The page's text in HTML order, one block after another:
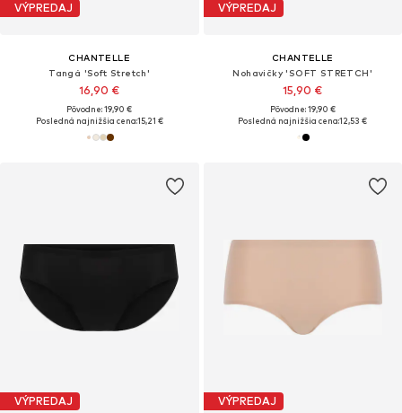
VÝPREDAJ
CHANTELLE
Tangá 'Soft Stretch'
16,90 €
Pôvodne: 19,90 €
Posledná najnižšia cena:15,21 €
VÝPREDAJ
CHANTELLE
Nohavičky 'SOFT STRETCH'
15,90 €
Pôvodne: 19,90 €
Posledná najnižšia cena:12,53 €
VÝPREDAJ VÝPREDAJ